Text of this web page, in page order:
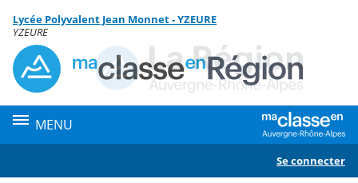
Menu de la rubrique
Contenu
Lycée Polyvalent Jean Monnet - YZEURE
YZEURE
MENU
Se connecter